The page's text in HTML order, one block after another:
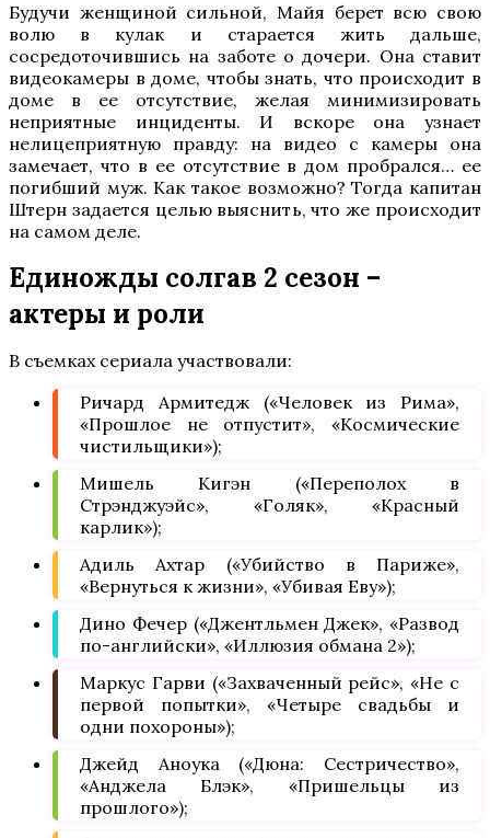
Будучи женщиной сильной, Майя берет всю свою
волю в кулак и старается жить дальше,
сосредоточившись на заботе о дочери. Она ставит
видеокамеры в доме, чтобы знать, что происходит в
доме в ее отсутствие, желая минимизировать
неприятные инциденты. И вскоре она узнает
нелицеприятную правду: на видео с камеры она
замечает, что в ее отсутствие в дом пробрался… ее
погибший муж. Как такое возможно? Тогда капитан
Штерн задается целью выяснить, что же происходит
на самом деле.
Единожды солгав 2 сезон –
актеры и роли
В съемках сериала участвовали:
Ричард Армитедж («Человек из Рима»,
«Прошлое не отпустит», «Космические
чистильщики»);
Мишель Кигэн («Переполох в
Стрэнджуэйс», «Голяк», «Красный
карлик»);
Адиль Ахтар («Убийство в Париже»,
«Вернуться к жизни», «Убивая Еву»);
Дино Фечер («Джентльмен Джек», «Развод
по-английски», «Иллюзия обмана 2»);
Маркус Гарви («Захваченный рейс», «Не с
первой попытки», «Четыре свадьбы и
одни похороны»);
Джейд Аноука («Дюна: Сестричество»,
«Анджела Блэк», «Пришельцы из
прошлого»);